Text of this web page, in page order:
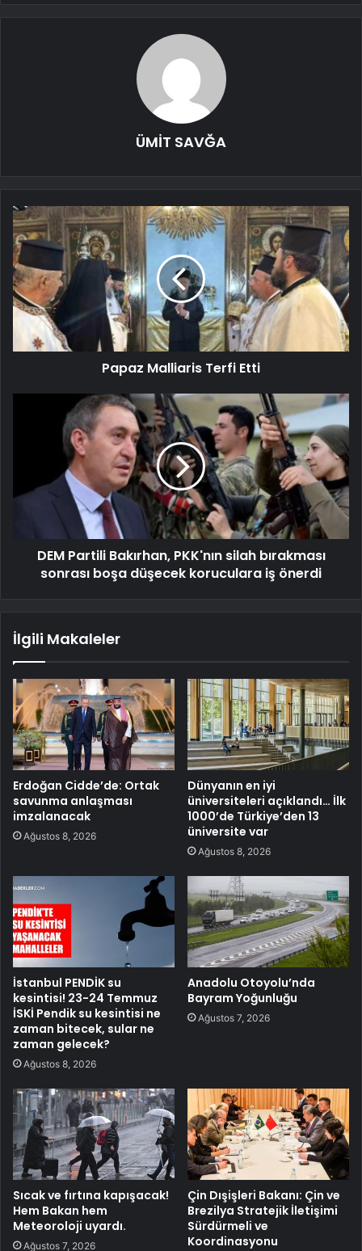
ÜMİT SAVĞA
Papaz Malliaris Terfi Etti
DEM Partili Bakırhan, PKK'nın silah bırakması
sonrası boşa düşecek koruculara iş önerdi
İlgili Makaleler
Erdoğan Cidde’de: Ortak
savunma anlaşması
imzalanacak
Ağustos 8, 2026
Dünyanın en iyi
üniversiteleri açıklandı… İlk
1000’de Türkiye’den 13
üniversite var
Ağustos 8, 2026
İstanbul PENDİK su
kesintisi! 23-24 Temmuz
İSKİ Pendik su kesintisi ne
zaman bitecek, sular ne
zaman gelecek?
Ağustos 8, 2026
Anadolu Otoyolu’nda
Bayram Yoğunluğu
Ağustos 7, 2026
Sıcak ve fırtına kapışacak!
Hem Bakan hem
Meteoroloji uyardı.
Ağustos 7, 2026
Çin Dışişleri Bakanı: Çin ve
Brezilya Stratejik İletişimi
Sürdürmeli ve
Koordinasyonu